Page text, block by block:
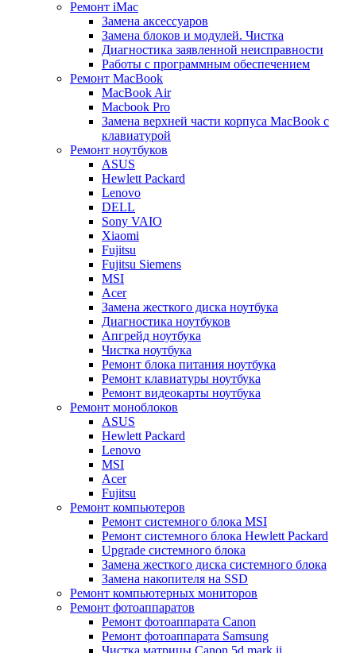
Ремонт iMac
Замена аксессуаров
Замена блоков и модулей. Чистка
Диагностика заявленной неисправности
Работы с программным обеспечением
Ремонт MacBook
MacBook Air
Macbook Pro
Замена верхней части корпуса MacBook с
клавиатурой
Ремонт ноутбуков
ASUS
Hewlett Packard
Lenovo
DELL
Sony VAIO
Xiaomi
Fujitsu
Fujitsu Siemens
MSI
Acer
Замена жесткого диска ноутбука
Диагностика ноутбуков
Апгрейд ноутбука
Чистка ноутбука
Ремонт блока питания ноутбука
Ремонт клавиатуры ноутбука
Ремонт видеокарты ноутбука
Ремонт моноблоков
ASUS
Hewlett Packard
Lenovo
MSI
Acer
Fujitsu
Ремонт компьютеров
Ремонт системного блока MSI
Ремонт системного блока Hewlett Packard
Upgrade системного блока
Замена жесткого диска системного блока
Замена накопителя на SSD
Ремонт компьютерных мониторов
Ремонт фотоаппаратов
Ремонт фотоаппарата Canon
Ремонт фотоаппарата Samsung
Чистка матрицы Canon 5d mark ii